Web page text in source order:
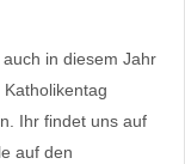
in diesem Jahr
Ihr findet uns auf
auf den